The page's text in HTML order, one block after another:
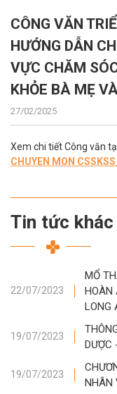
CÔNG VĂN
HƯỚNG DẪN
VỰC CHĂM
KHỎE BÀ MẸ
27/02/2025
Xem chi tiết Công văn
CHUYEN MON
Tin tức khác
22/07/2023
MỔ
HOÀN
LONG
19/07/2023
DƯỢC
19/07/2023
NHÂN